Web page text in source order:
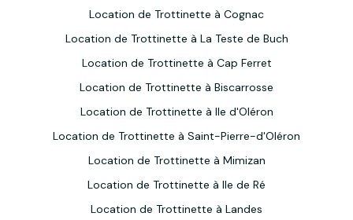
Location de Trottinette à Cognac
Location de Trottinette à La Teste de Buch
Location de Trottinette à Cap Ferret
Location de Trottinette à Biscarrosse
Location de Trottinette à Ile d'Oléron
Location de Trottinette à Saint-Pierre-d'Oléron
Location de Trottinette à Mimizan
Location de Trottinette à Ile de Ré
Location de Trottinette à Landes